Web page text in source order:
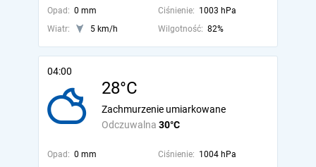
Opad: 0 mm Ciśnienie: 1003 hPa
Wiatr:
5 km/h Wilgotność: 82%
04:00
28°C
Odczuwalna 30°C
Zachmurzenie umiarkowane
Opad: 0 mm Ciśnienie: 1004 hPa